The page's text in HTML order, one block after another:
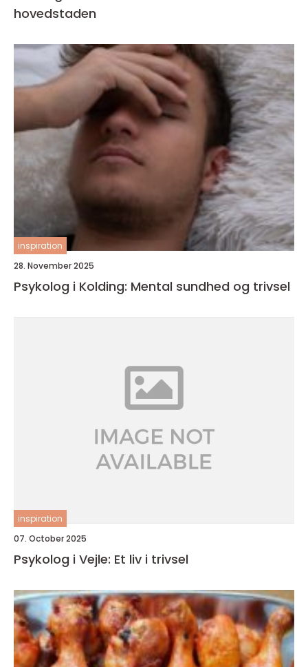
hovedstaden
inspiration
28. November 2025
Psykolog i Kolding: Mental sundhed og trivsel
inspiration
07. October 2025
Psykolog i Vejle: Et liv i trivsel